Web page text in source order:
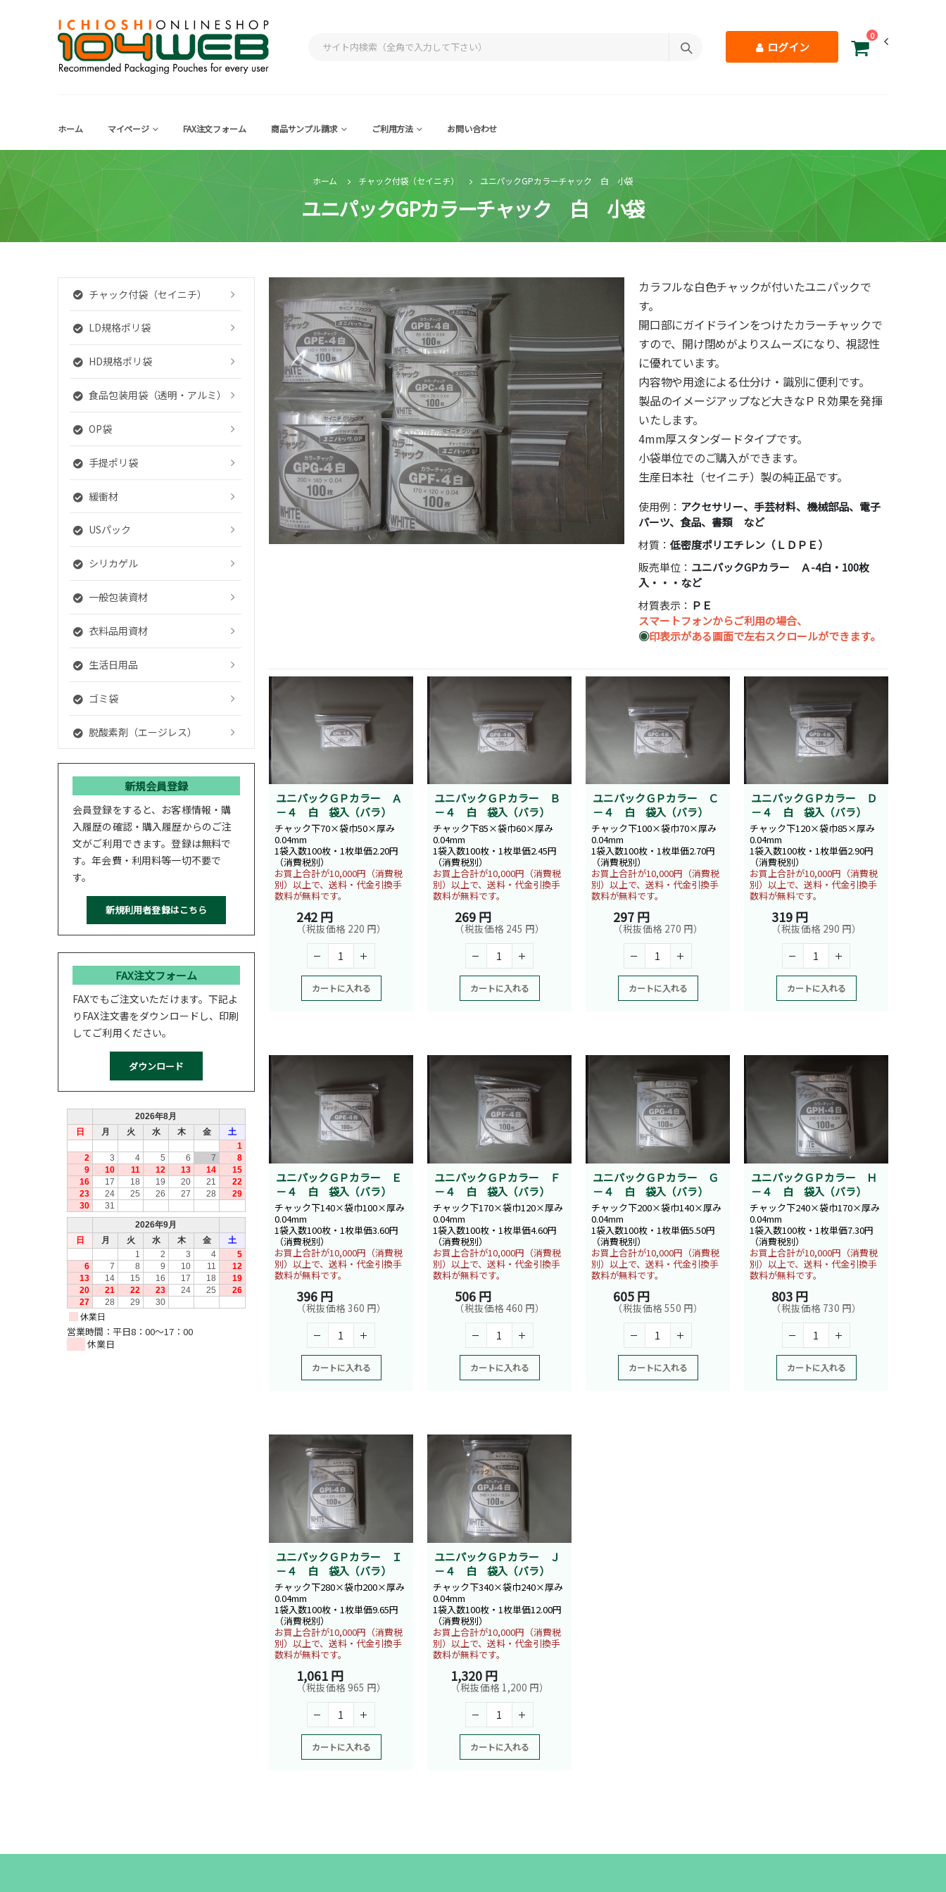
ログイン
0
ホーム マイページ FAX注文フォーム 商品サンプル請求 ご利用方法 お問い合わせ
ホーム チャック付袋（セイニチ） ユニパックGPカラーチャック 白 小袋
ユニパックGPカラーチャック 白 小袋
カラフルな白色チャックが付いたユニパックで
す。
開口部にガイドラインをつけたカラーチャックで
すので、開け閉めがよりスムーズになり、視認性
に優れています。
内容物や用途による仕分け・識別に便利です。
製品のイメージアップなど大きなＰＲ効果を発揮
いたします。
4mm厚スタンダードタイプです。
小袋単位でのご購入ができます。
生産日本社（セイニチ）製の純正品です。
使用例： アクセサリー、手芸材料、機械部品、電子
パーツ、食品、書類 など
材質：低密度ポリエチレン（ＬＤＰＥ）
販売単位： ユニパックGPカラー Ａ-4白・100枚
入・・・など
材質表示： ＰＥ
スマートフォンからご利用の場合、
◉印表示がある画面で左右スクロールができます。
ユニパックＧＰカラー Ａ
－４ 白 袋入（バラ）
チャック下70×袋巾50×厚み
0.04mm
1袋入数100枚・1枚単価2.20円
（消費税別）
お買上合計が10,000円（消費税
別）以上で、送料・代金引換手
数料が無料です。
242 円
（税抜価格 220 円）
カートに入れる
ユニパックＧＰカラー Ｂ
－４ 白 袋入（バラ）
チャック下85×袋巾60×厚み
0.04mm
1袋入数100枚・1枚単価2.45円
（消費税別）
お買上合計が10,000円（消費税
別）以上で、送料・代金引換手
数料が無料です。
269 円
（税抜価格 245 円）
カートに入れる
ユニパックＧＰカラー Ｃ
－４ 白 袋入（バラ）
チャック下100×袋巾70×厚み
0.04mm
1袋入数100枚・1枚単価2.70円
（消費税別）
お買上合計が10,000円（消費税
別）以上で、送料・代金引換手
数料が無料です。
297 円
（税抜価格 270 円）
カートに入れる
ユニパックＧＰカラー Ｄ
－４ 白 袋入（バラ）
チャック下120×袋巾85×厚み
0.04mm
1袋入数100枚・1枚単価2.90円
（消費税別）
お買上合計が10,000円（消費税
別）以上で、送料・代金引換手
数料が無料です。
319 円
（税抜価格 290 円）
カートに入れる
ユニパックＧＰカラー Ｅ
－４ 白 袋入（バラ）
チャック下140×袋巾100×厚み
0.04mm
1袋入数100枚・1枚単価3.60円
（消費税別）
お買上合計が10,000円（消費税
別）以上で、送料・代金引換手
数料が無料です。
396 円
（税抜価格 360 円）
カートに入れる
ユニパックＧＰカラー Ｆ
－４ 白 袋入（バラ）
チャック下170×袋巾120×厚み
0.04mm
1袋入数100枚・1枚単価4.60円
（消費税別）
お買上合計が10,000円（消費税
別）以上で、送料・代金引換手
数料が無料です。
506 円
（税抜価格 460 円）
カートに入れる
ユニパックＧＰカラー Ｇ
－４ 白 袋入（バラ）
チャック下200×袋巾140×厚み
0.04mm
1袋入数100枚・1枚単価5.50円
（消費税別）
お買上合計が10,000円（消費税
別）以上で、送料・代金引換手
数料が無料です。
605 円
（税抜価格 550 円）
カートに入れる
ユニパックＧＰカラー Ｈ
－４ 白 袋入（バラ）
チャック下240×袋巾170×厚み
0.04mm
1袋入数100枚・1枚単価7.30円
（消費税別）
お買上合計が10,000円（消費税
別）以上で、送料・代金引換手
数料が無料です。
803 円
（税抜価格 730 円）
カートに入れる
ユニパックＧＰカラー Ｉ
－４ 白 袋入（バラ）
チャック下280×袋巾200×厚み
0.04mm
1袋入数100枚・1枚単価9.65円
（消費税別）
お買上合計が10,000円（消費税
別）以上で、送料・代金引換手
数料が無料です。
1,061 円
（税抜価格 965 円）
カートに入れる
ユニパックＧＰカラー Ｊ
－４ 白 袋入（バラ）
チャック下340×袋巾240×厚み
0.04mm
1袋入数100枚・1枚単価12.00円
（消費税別）
お買上合計が10,000円（消費税
別）以上で、送料・代金引換手
数料が無料です。
1,320 円
（税抜価格 1,200 円）
カートに入れる
チャック付袋（セイニチ）
LD規格ポリ袋
HD規格ポリ袋
食品包装用袋（透明・アルミ）
OP袋
手提ポリ袋
緩衝材
USパック
シリカゲル
一般包装資材
衣料品用資材
生活日用品
ゴミ袋
脱酸素剤（エージレス）
新規会員登録
会員登録をすると、お客様情報・購
入履歴の確認・購入履歴からのご注
文がご利用できます。登録は無料で
す。年会費・利用料等一切不要で
す。
FAX注文フォーム
FAXでもご注文いただけます。下記よ
りFAX注文書をダウンロードし、印刷
してご利用ください。
営業時間：平日8：00～17：00
休業日